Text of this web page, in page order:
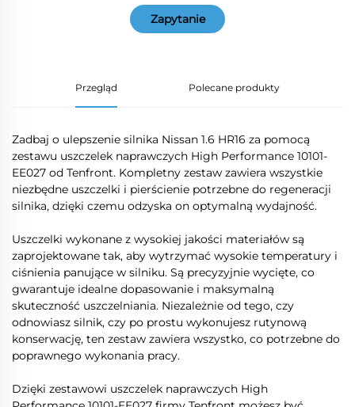
Zapytanie
Przegląd Polecane produkty
Zadbaj o ulepszenie silnika Nissan 1.6 HR16 za pomocą
zestawu uszczelek naprawczych High Performance 10101-
EE027 od Tenfront. Kompletny zestaw zawiera wszystkie
niezbędne uszczelki i pierścienie potrzebne do regeneracji
silnika, dzięki czemu odzyska on optymalną wydajność.
Uszczelki wykonane z wysokiej jakości materiałów są
zaprojektowane tak, aby wytrzymać wysokie temperatury i
ciśnienia panujące w silniku. Są precyzyjnie wycięte, co
gwarantuje idealne dopasowanie i maksymalną
skuteczność uszczelniania. Niezależnie od tego, czy
odnowiasz silnik, czy po prostu wykonujesz rutynową
konserwację, ten zestaw zawiera wszystko, co potrzebne do
poprawnego wykonania pracy.
Dzięki zestawowi uszczelek naprawczych High